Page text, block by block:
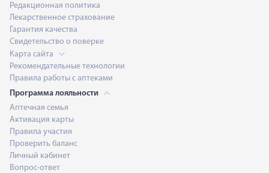
Редакционная политика
Лекарственное страхование
Гарантия качества
Свидетельство о поверке
Карта сайта
Рекомендательные технологии
Правила работы с аптеками
Программа лояльности
Аптечная семья
Активация карты
Правила участия
Проверить баланс
Личный кабинет
Вопрос-ответ